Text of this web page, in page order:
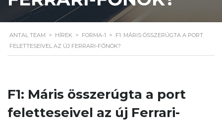
ANTAL TEAM > HÍREK > FORMA-1 > F1: MÁRIS ÖSSZERÚGTA A PORT
FELETTESEIVEL AZ ÚJ FERRARI-FŐNÖK?
F1: Máris összerúgta a port
feletteseivel az új Ferrari-